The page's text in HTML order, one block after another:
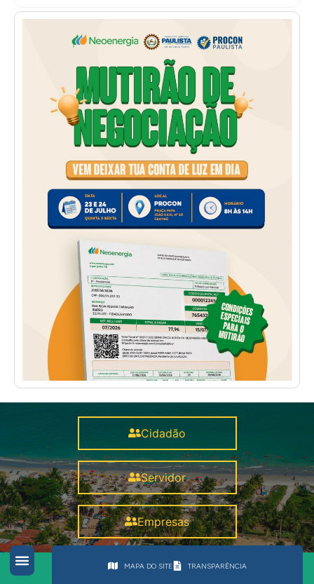
Cidadão
Servidor
Empresas
MAPA DO SITE TRANSPARÊNCIA